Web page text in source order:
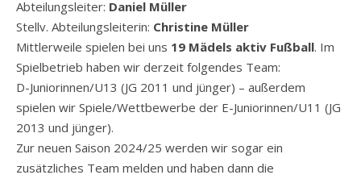
Abteilungsleiter: Daniel Müller
Stellv. Abteilungsleiterin: Christine Müller
Mittlerweile spielen bei uns 19 Mädels aktiv Fußball. Im
Spielbetrieb haben wir derzeit folgendes Team:
D-Juniorinnen/U13 (JG 2011 und jünger) – außerdem
spielen wir Spiele/Wettbewerbe der E-Juniorinnen/U11 (JG
2013 und jünger).
Zur neuen Saison 2024/25 werden wir sogar ein
zusätzliches Team melden und haben dann die